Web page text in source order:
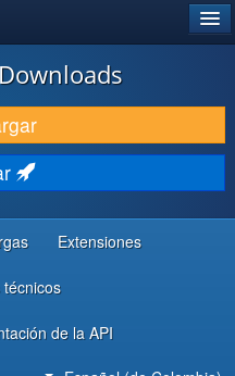
Extensiones
técnicos
de la API